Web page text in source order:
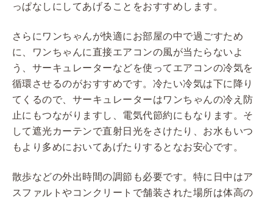
っぱなしにしてあげることをおすすめします。
さらにワンちゃんが快適にお部屋の中で過ごすため
に、ワンちゃんに直接エアコンの風が当たらないよ
う、サーキュレーターなどを使ってエアコンの冷気を
循環させるのがおすすめです。冷たい冷気は下に降り
てくるので、サーキュレーターはワンちゃんの冷え防
止にもつながりますし、電気代節約にもなります。そ
して遮光カーテンで直射日光をさけたり、お水もいつ
もより多めにおいてあげたりするとなお安心です。
散歩などの外出時間の調節も必要です。特に日中はア
スファルトやコンクリートで舗装された場所は体高の